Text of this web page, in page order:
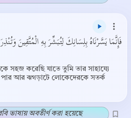
فَإِنَّمَا يَسَّرْنَاهُ بِلِسَانِكَ لِتُبَشِّرَ بِهِ الْمُتَّقِينَ وَتُنْذِرَ
সহজ করেছি যাতে তুমি তার সাহায্যে
পার আর ঝগড়াটে লোকেদেরকে সতর্ক
ভাষায় অবতীর্ণ করা হয়েছে